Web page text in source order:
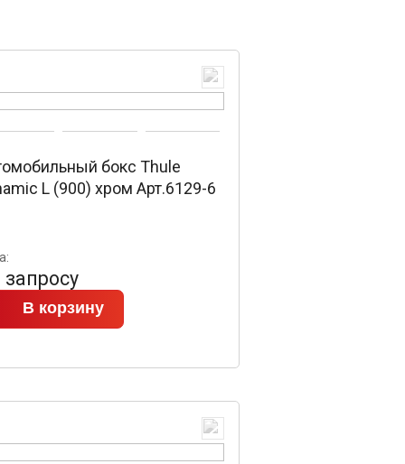
бокс Thule
L (900) хром Арт.6129-6
В корзину